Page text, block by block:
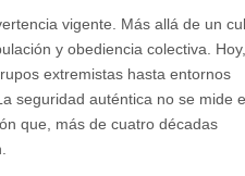
vigente. Más allá de un
y obediencia colectiva.
extremistas hasta entornos
seguridad auténtica no se mide
que, más de cuatro décadas